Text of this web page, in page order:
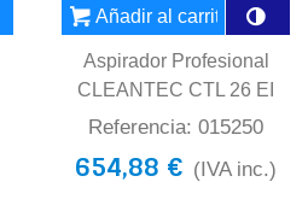
Añadir al carrito
Aspirador Profesional
CLEANTEC CTL 26 EI
Referencia: 015250
654,88 € (IVA inc.)